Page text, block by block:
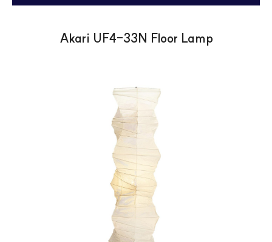
Akari UF4-33N Floor Lamp